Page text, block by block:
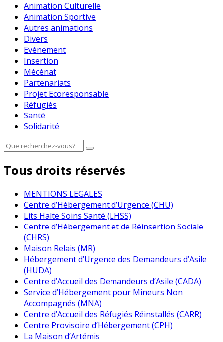
Animation Culturelle
Animation Sportive
Autres animations
Divers
Evénement
Insertion
Mécénat
Partenariats
Projet Ecoresponsable
Réfugiés
Santé
Solidarité
Tous droits réservés
MENTIONS LEGALES
Centre d’Hébergement d’Urgence (CHU)
Lits Halte Soins Santé (LHSS)
Centre d’Hébergement et de Réinsertion Sociale
(CHRS)
Maison Relais (MR)
Hébergement d’Urgence des Demandeurs d’Asile
(HUDA)
Centre d’Accueil des Demandeurs d’Asile (CADA)
Service d’Hébergement pour Mineurs Non
Accompagnés (MNA)
Centre d’Accueil des Réfugiés Réinstallés (CARR)
Centre Provisoire d’Hébergement (CPH)
La Maison d’Artémis